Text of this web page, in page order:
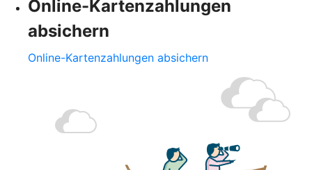
Online-Kartenzahlungen
absichern
Online-Kartenzahlungen absichern